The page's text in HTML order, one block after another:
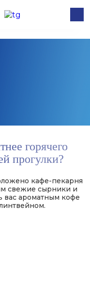
горячего
прогулки?
кафе-пекарня
свежие сырники и
вас ароматным кофе